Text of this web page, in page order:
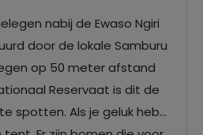
nabij de Ewaso Ngiri
door de lokale Samburu
op 50 meter afstand
Reservaat is dit de
spotten. Als je geluk hebt,